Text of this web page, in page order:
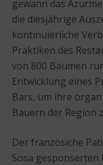
gewann das
die diesjährige
kontinuierliche
Praktiken des
von 800 Bäumen
Entwicklung eines
Bars, um ihre
Bauern der Region
Der französiche
Sosa gesponserten